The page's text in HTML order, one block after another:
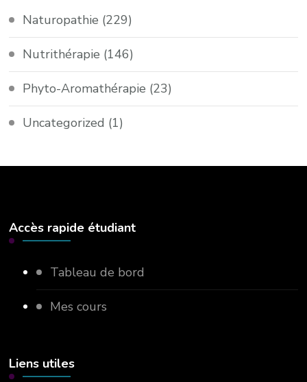
Naturopathie (229)
Nutrithérapie (146)
Phyto-Aromathérapie (23)
Uncategorized (1)
Accès rapide étudiant
Tableau de bord
Mes cours
Liens utiles